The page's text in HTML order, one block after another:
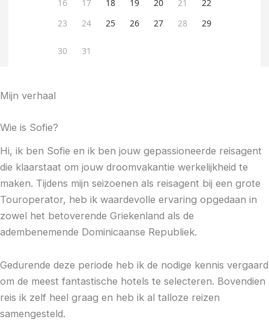
Mijn verhaal
Wie is Sofie?
Hi, ik ben Sofie en ik ben jouw gepassioneerde reisagent
die klaarstaat om jouw droomvakantie werkelijkheid te
maken. Tijdens mijn seizoenen als reisagent bij een grote
Touroperator, heb ik waardevolle ervaring opgedaan in
zowel het betoverende Griekenland als de
adembenemende Dominicaanse Republiek.
Gedurende deze periode heb ik de nodige kennis vergaard
om de meest fantastische hotels te selecteren. Bovendien
reis ik zelf heel graag en heb ik al talloze reizen
samengesteld.